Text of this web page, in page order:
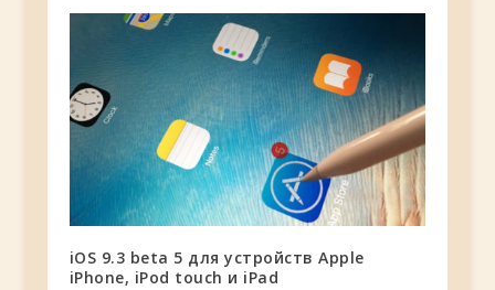
iOS 9.3 beta 5 для устройств Apple
iPhone, iPod touch и iPad